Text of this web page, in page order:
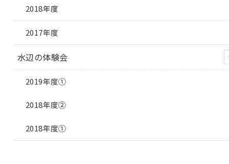
2018年度
2017年度
水辺の体験会
2019年度①
2018年度②
2018年度①